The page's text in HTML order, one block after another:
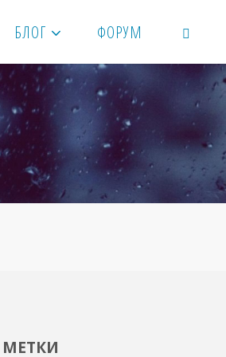
БЛОГ ФОРУМ
ПОИСК
МЕТКИ